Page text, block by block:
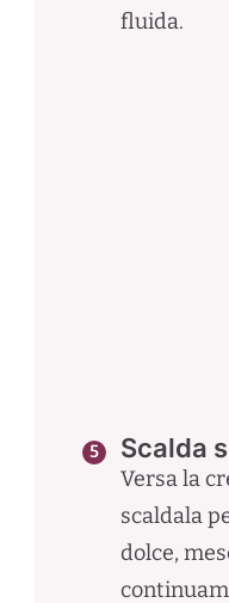
fluida.
Scalda
Versa la
scaldala
dolce,